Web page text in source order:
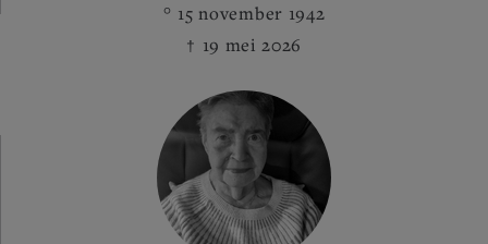
15 november 1942
19 mei 2026